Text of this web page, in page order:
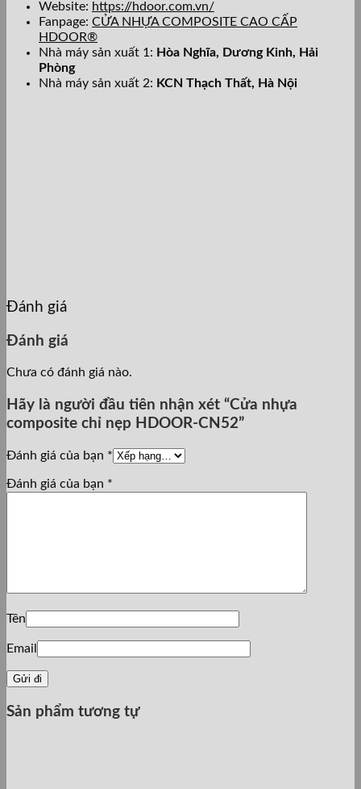
Website: https://hdoor.com.vn/
Fanpage: CỬA NHỰA COMPOSITE CAO CẤP
HDOOR®
Nhà máy sản xuất 1: Hòa Nghĩa, Dương Kinh, Hải
Phòng
Nhà máy sản xuất 2: KCN Thạch Thất, Hà Nội
Đánh giá
Đánh giá
Chưa có đánh giá nào.
Hãy là người đầu tiên nhận xét “Cửa nhựa
composite chỉ nẹp HDOOR-CN52”
Đánh giá của bạn *
Đánh giá của bạn *
Tên
Email
Sản phẩm tương tự